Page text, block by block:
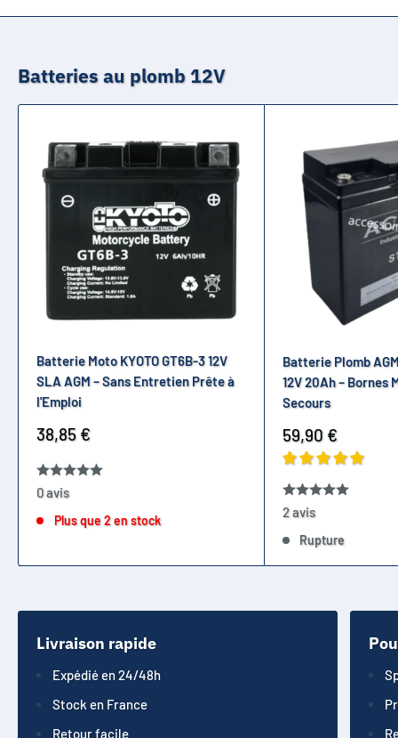
Batteries au plomb 12V
Batterie Moto KYOTO GT6B-3 12V
SLA AGM – Sans Entretien Prête à
l'Emploi
Prix
réduit
38,85 €
0 avis
Plus que 2 en stock
Batterie Plomb
12V 20Ah – Bornes
Secours
Prix
réduit
59,90 €
2 avis
Rupture
Livraison rapide
Expédié en 24/48h
Stock en France
Retour facile